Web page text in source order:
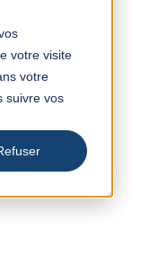
votre visite
votre
suivre vos